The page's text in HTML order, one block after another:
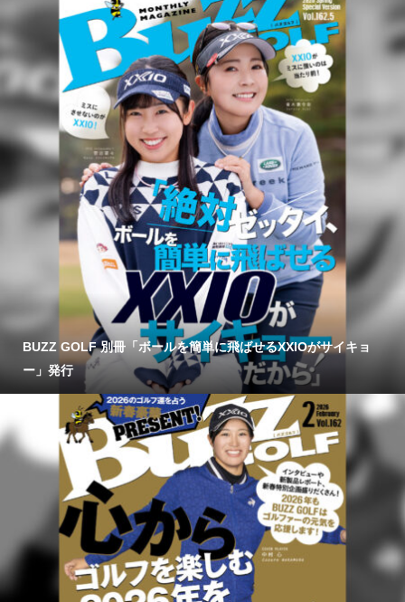
BUZZ GOLF 別冊「ボールを簡単に飛ばせるXXIOがサイキョ
ー」発行